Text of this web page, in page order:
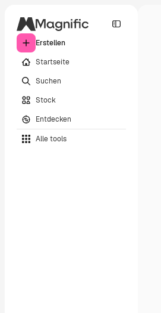
Erstellen
Startseite
Suchen
Stock
Entdecken
Alle tools